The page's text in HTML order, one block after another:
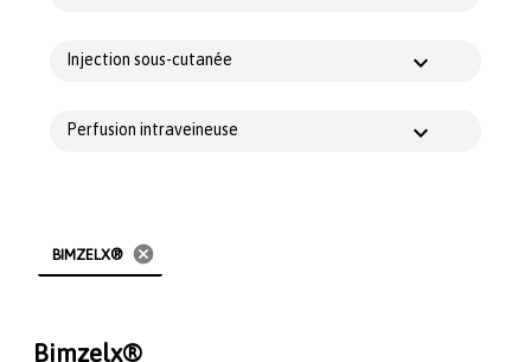
Injection sous-cutanée
Perfusion intraveineuse
BIMZELX® cancel
Bimzelx®